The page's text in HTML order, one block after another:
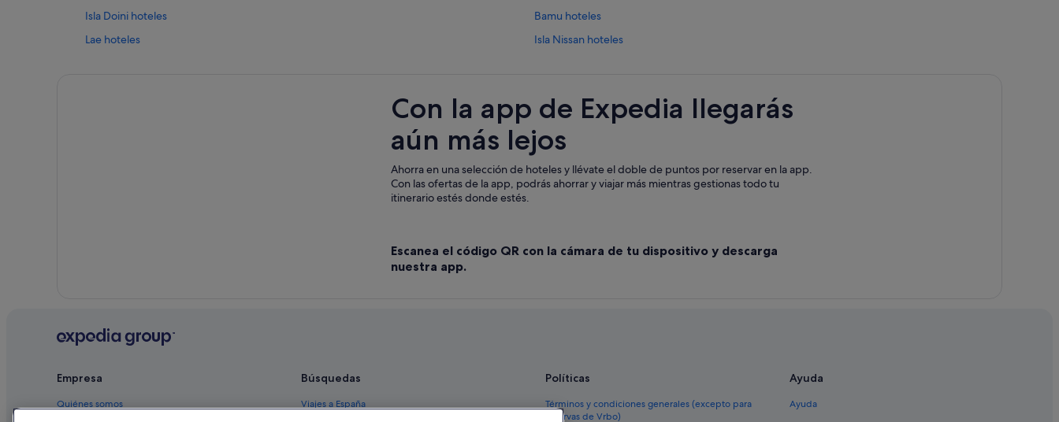
Isla Doini hoteles
Bamu hoteles
Lae hoteles
Isla Nissan hoteles
Bali hoteles
Ama hoteles
Mindik hoteles
Popondetta hoteles
Rabaul hoteles
Con la app de Expedia llegarás
aún más lejos
Ahorra en una selección de hoteles y llévate el doble de puntos por reservar en la app.
Con las ofertas de la app, podrás ahorrar y viajar más mientras gestionas todo tu
itinerario estés donde estés.
Escanea el código QR con la cámara de tu dispositivo y descarga
nuestra app.
Empresa
Quiénes somos
Búsquedas
Viajes a España
Políticas
Términos y condiciones generales (excepto para
reservas de Vrbo)
Ayuda
Ayuda